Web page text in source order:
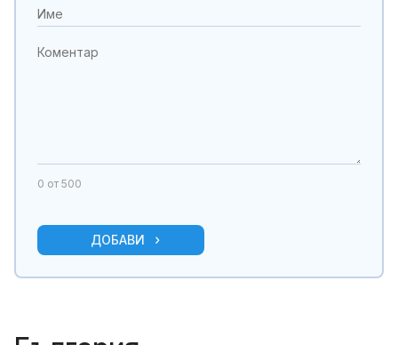
0 от 500
ДОБАВИ